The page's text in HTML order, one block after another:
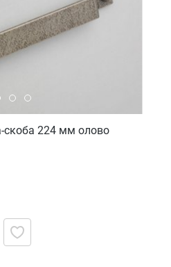
скоба 224 мм олово